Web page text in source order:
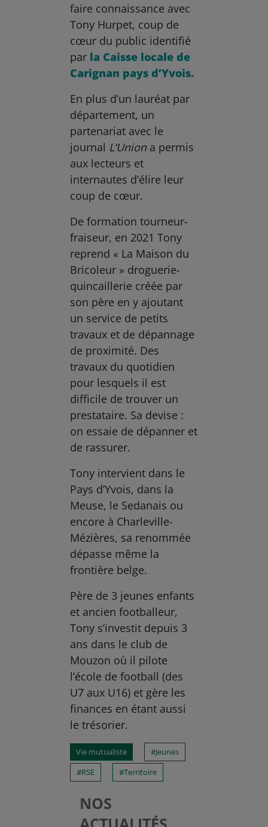
faire connaissance avec
Tony Hurpet, coup de
cœur du public identifié
par la Caisse locale de
Carignan pays d’Yvois.
En plus d’un lauréat par
département, un
partenariat avec le
journal L’Uniona permis
aux lecteurs et
internautes d’élire leur
coup de cœur.
De formation tourneur-
fraiseur, en 2021 Tony
reprend « La Maison du
Bricoleur » droguerie-
quincaillerie créée par
son père en y ajoutant
un service de petits
travaux et de dépannage
de proximité. Des
travaux du quotidien
pour lesquels il est
difficile de trouver un
prestataire. Sa devise :
on essaie de dépanner et
de rassurer.
Tony intervient dans le
Pays d’Yvois, dans la
Meuse, le Sedanais ou
encore à Charleville-
Mézières, sa renommée
dépasse même la
frontière belge.
Père de 3 jeunes enfants
et ancien footballeur,
Tony s’investit depuis 3
ans dans le club de
Mouzon où il pilote
l’école de football (des
U7 aux U16) et gère les
finances en étant aussi
le trésorier.
Vie mutualiste
Jeunes
RSE
Territoire
NOS